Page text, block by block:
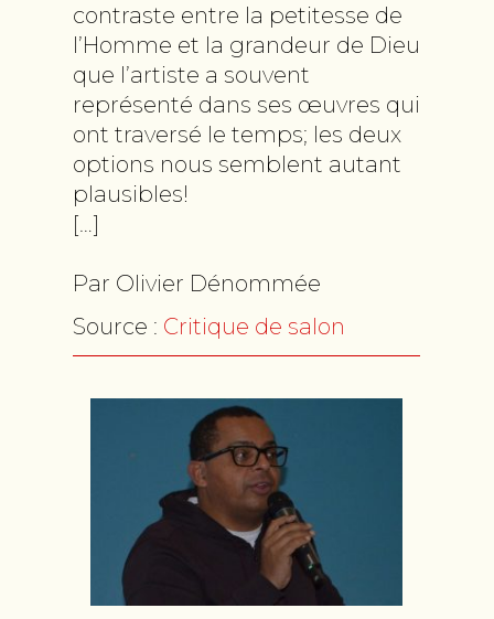
contraste entre la petitesse de
l’Homme et la grandeur de Dieu
que l’artiste a souvent
représenté dans ses œuvres qui
ont traversé le temps; les deux
options nous semblent autant
plausibles!
[…]
Par Olivier Dénommée
Source : Critique de salon